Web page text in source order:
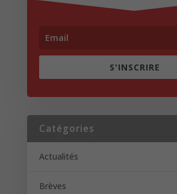
S'INSCRIRE
Catégories
Actualités
Brèves